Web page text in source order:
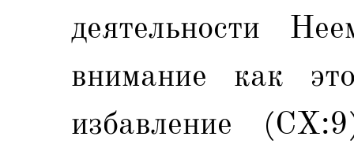
деятельности
внимание как
избавление